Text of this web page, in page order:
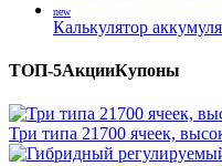
new
Калькулятор
ТОП-5АкцииКупоны
Три типа 21700 ячеек,